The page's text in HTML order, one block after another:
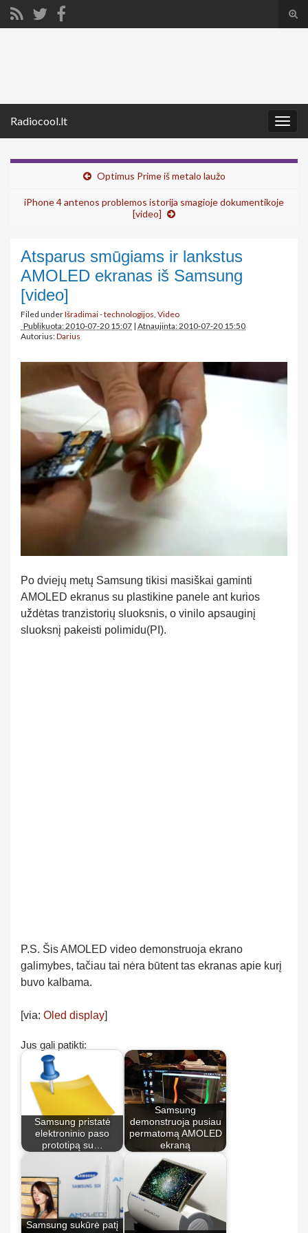
Radiocool.lt
Optimus Prime iš metalo laužo
iPhone 4 antenos problemos istorija smagioje dokumentikoje
[video]
Atsparus smūgiams ir lankstus
AMOLED ekranas iš Samsung
[video]
Filed underIšradimai - technologijos, Video
Publikuota: 2010-07-20 15:07 | Atnaujinta: 2010-07-20 15:50
Autorius:Darius
Po dviejų metų Samsung tikisi masiškai gaminti
AMOLED ekranus su plastikine panele ant kurios
uždėtas tranzistorių sluoksnis, o vinilo apsauginį
sluoksnį pakeisti polimidu(PI).
P.S. Šis AMOLED video demonstruoja ekrano
galimybes, tačiau tai nėra būtent tas ekranas apie kurį
buvo kalbama.
[via: Oled display
Jus gali patikti:
Samsung pristatė
elektroninio paso
prototipą su…
Samsung
demonstruoja pusiau
permatomą AMOLED
ekraną
Samsung sukūrė patį